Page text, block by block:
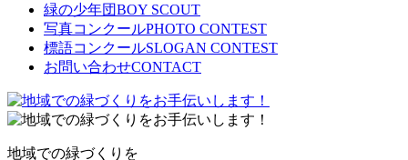
緑の少年団BOY SCOUT
写真コンクールPHOTO CONTEST
標語コンクールSLOGAN CONTEST
お問い合わせCONTACT
地域での緑づくりを